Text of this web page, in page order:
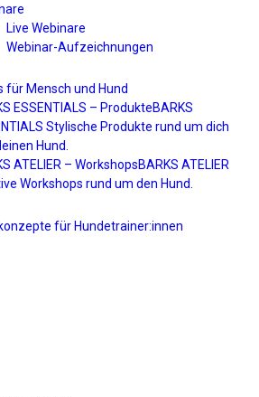
Live Webinare
Webinar-Aufzeichnungen
für Mensch und Hund
ESSENTIALS – ProdukteBARKS
Stylische Produkte rund um dich
Hund.
ATELIER – WorkshopsBARKS ATELIER
Workshops rund um den Hund.
für Hundetrainer:innen